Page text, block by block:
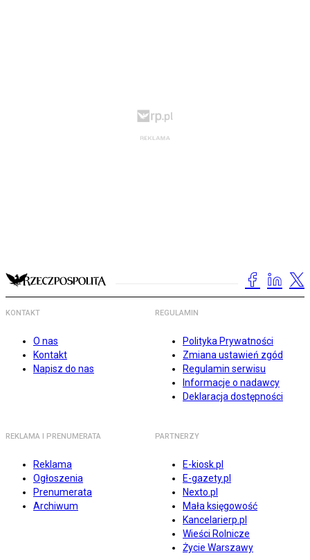
KONTAKT
O nas
Kontakt
Napisz do nas
REGULAMIN
Polityka Prywatności
Zmiana ustawień zgód
Regulamin serwisu
Informacje o nadawcy
Deklaracja dostępności
REKLAMA I PRENUMERATA
Reklama
Ogłoszenia
Prenumerata
Archiwum
PARTNERZY
E-kiosk.pl
E-gazety.pl
Nexto.pl
Mała księgowość
Kancelarierp.pl
Wieści Rolnicze
Życie Warszawy